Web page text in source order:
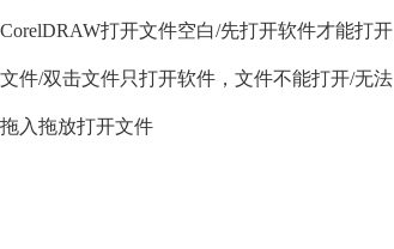
CorelDRAW打开文件空白/先打开软件才能打开
文件/双击文件只打开软件，文件不能打开/无法
拖入拖放打开文件